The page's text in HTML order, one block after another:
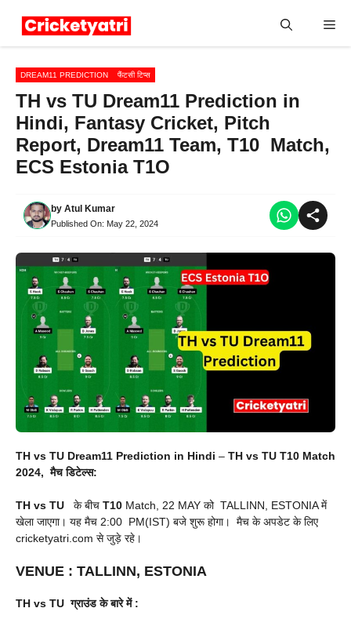
DREAM11 PREDICTION फैंटसी टिप्स
TH vs TU Dream11 Prediction in
Hindi, Fantasy Cricket, Pitch
Report, Dream11 Team, T10 Match,
ECS Estonia T1O
by Atul Kumar
Published On: May 22, 2024
TH vs TU Dream11 Prediction in Hindi – TH vs TU T10 Match
2024, मैच डिटेल्स:
TH vs TU के बीच T10 Match, 22 MAY को TALLINN, ESTONIA में
खेला जाएगा। यह मैच 2:00 PM(IST) बजे शुरू होगा। मैच के अपडेट के लिए
cricketyatri.com से जुड़े रहे।
VENUE : TALLINN, ESTONIA
TH vs TUग्राउंड के बारे में :